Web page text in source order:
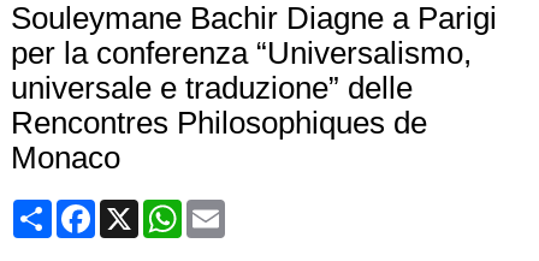
Souleymane Bachir Diagne a Parigi
per la conferenza “Universalismo,
universale e traduzione” delle
Rencontres Philosophiques de
Monaco
CondividiFacebook
X WhatsApp
Email